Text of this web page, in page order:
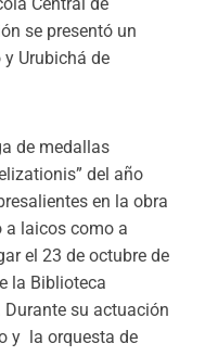
Central de
se presentó un
Urubichá de
de medallas
del año
en la obra
a laicos como a
el 23 de octubre de
la Biblioteca
su actuación
y la orquesta de